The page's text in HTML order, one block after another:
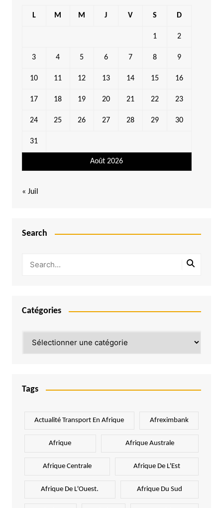
Août 2026
L M M J V S D
1 2
3 4 5 6 7 8 9
10 11 12 13 14 15 16
17 18 19 20 21 22 23
24 25 26 27 28 29 30
31
« Juil
Search
Catégories
Tags
Actualité Transport En Afrique Afreximbank
Afrique Afrique Australe
Afrique Centrale Afrique De L'Est
Afrique De L'Ouest. Afrique Du Sud